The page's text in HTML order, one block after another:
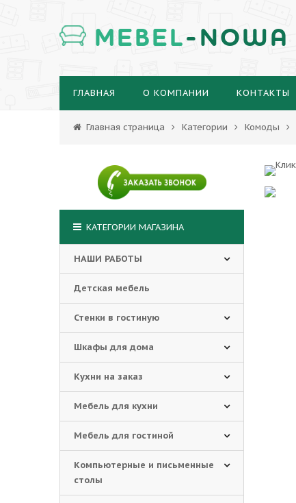
MEBEL-NOWA
ГЛАВНАЯ О КОМПАНИИ КОНТАКТЫ
Главная страница Категории Комоды
КАТЕГОРИИ МАГАЗИНА
НАШИ РАБОТЫ
Детская мебель
Стенки в гостиную
Шкафы для дома
Кухни на заказ
Мебель для кухни
Мебель для гостиной
Компьютерные и письменные
столы